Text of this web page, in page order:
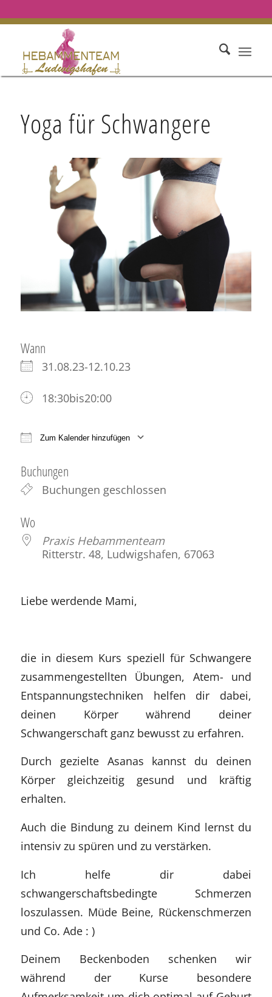
Yoga für Schwangere
Wann
31.08.23-12.10.23
18:30bis20:00
Zum Kalender hinzufügen
Buchungen
Buchungen geschlossen
Wo
Praxis Hebammenteam
Ritterstr. 48, Ludwigshafen, 67063
Liebe werdende Mami,
die in diesem Kurs speziell für Schwangere
zusammengestellten Übungen, Atem- und
Entspannungstechniken helfen dir dabei,
deinen Körper während deiner
Schwangerschaft ganz bewusst zu erfahren.
Durch gezielte Asanas kannst du deinen
Körper gleichzeitig gesund und kräftig
erhalten.
Auch die Bindung zu deinem Kind lernst du
intensiv zu spüren und zu verstärken.
Ich helfe dir dabei
schwangerschaftsbedingte Schmerzen
loszulassen. Müde Beine, Rückenschmerzen
und Co. Ade : )
Deinem Beckenboden schenken wir
während der Kurse besondere